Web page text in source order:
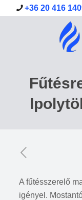
+36 20 416
A fűtésszerelő
igényel.